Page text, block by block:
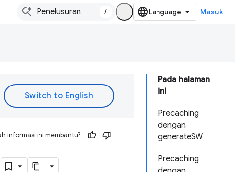
/ Masuk
Pada halaman
ini
Precaching
dengan
generateSW
Precaching
informasi ini membantu?